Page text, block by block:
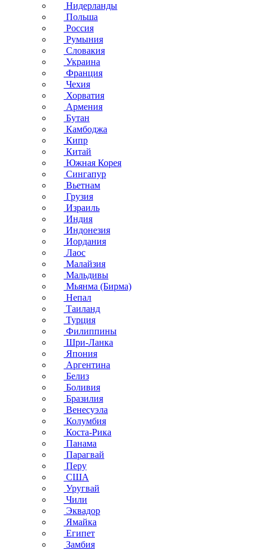
Нидерланды
Польша
Россия
Румыния
Словакия
Украина
Франция
Чехия
Хорватия
Армения
Бутан
Камбоджа
Кипр
Китай
Южная Корея
Сингапур
Вьетнам
Грузия
Израиль
Индия
Индонезия
Иордания
Лаос
Малайзия
Мальдивы
Мьянма (Бирма)
Непал
Таиланд
Турция
Филиппины
Шри-Ланка
Япония
Аргентина
Белиз
Боливия
Бразилия
Венесуэла
Колумбия
Коста-Рика
Панама
Парагвай
Перу
США
Уругвай
Чили
Эквадор
Ямайка
Египет
Замбия